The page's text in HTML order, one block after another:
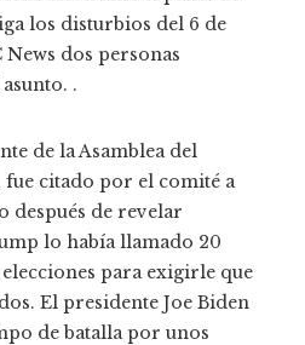
los disturbios del 6 de
dos personas
.
de la Asamblea del
fue citado por el comité a
después de revelar
lo había llamado 20
elecciones para exigirle que
El presidente Joe Biden
de batalla por unos